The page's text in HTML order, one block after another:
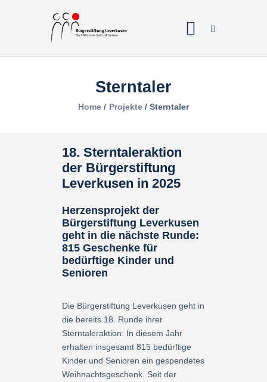
Sterntaler
Home Projekte Sterntaler
Über uns
Förderantrag
Spenden
18. Sterntaleraktion
der Bürgerstiftung
Leverkusen in 2025
Herzensprojekt der
Bürgerstiftung Leverkusen
geht in die nächste Runde:
815 Geschenke für
bedürftige Kinder und
Senioren
Die Bürgerstiftung Leverkusen geht in
die bereits 18. Runde ihrer
Sterntaleraktion: In diesem Jahr
erhalten insgesamt 815 bedürftige
Kinder und Senioren ein gespendetes
Weihnachtsgeschenk. Seit der